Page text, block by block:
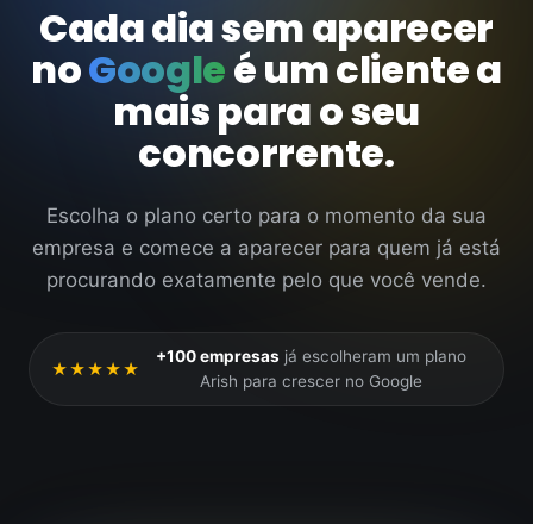
Cada dia sem aparecer
noGoogleé um cliente a
mais para o seu
concorrente.
Escolha o plano certo para o momento da sua
empresa e comece a aparecer para quem já está
procurando exatamente pelo que você vende.
★★★★★
+100 empresas já escolheram um plano
Arish para crescer no Google